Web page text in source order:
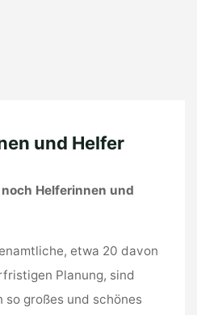
und Helfer
Helferinnen und
etwa 20 davon
Planung, sind
so großes und schönes